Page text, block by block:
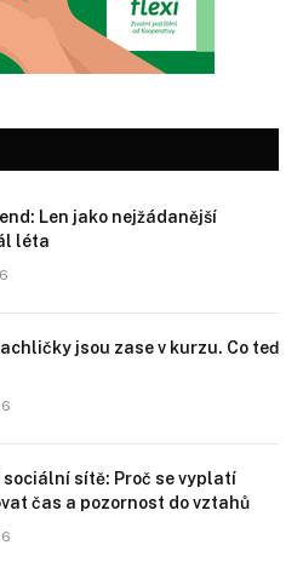
Len jako nejžádanější
léta
jsou zase v kurzu. Co teď
sociální sítě: Proč se vyplatí
čas a pozornost do vztahů